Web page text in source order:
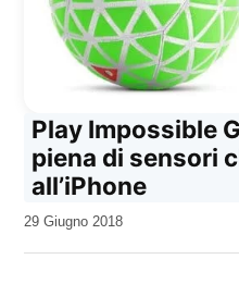
Play Impossible
piena di sensori
all’iPhone
da
29 Giugno 2018